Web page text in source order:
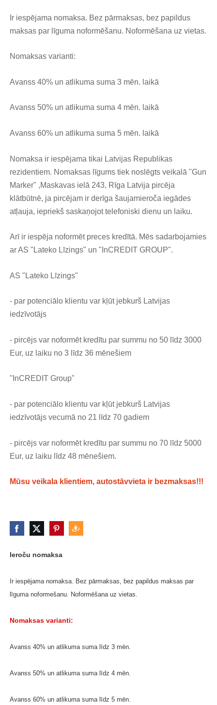
Ieroču nomaksa
Ir iespējama nomaksa. Bez pārmaksas, bez papildus maksas par
līguma noformešanu. Noformēšana uz vietas.
Nomaksas varianti:
Avanss 40% un atlikuma suma līdz 3 mēn.
Avanss 50% un atlikuma suma līdz 4 mēn.
Avanss 60% un atlikuma suma līdz 5 mēn.
Ir iespējama nomaksa. Bez pārmaksas, bez papildus
maksas par līguma noformēšanu. Noformēšana uz vietas.
Nomaksas varianti:
Avanss 40% un atlikuma suma 3 mēn. laikā
Avanss 50% un atlikuma suma 4 mēn. laikā
Avanss 60% un atlikuma suma 5 mēn. laikā
Nomaksa ir iespējama tikai Latvijas Republikas
rezidentiem. Nomaksas līgums tiek noslēgts veikalā "Gun
Marker" ,Maskavas ielā 243, Rīga Latvija pircēja
klātbūtnē, ja pircējam ir derīga šaujamieroča iegādes
atļauja, iepriekš saskaņojot telefoniski dienu un laiku.
Arī ir iespēja noformēt preces kredītā. Mēs sadarbojamies
ar AS "Lateko Līzings" un "InCREDIT GROUP".
AS "Lateko Līzings"
- par potenciālo klientu var kļūt jebkurš Latvijas
iedzīvotājs
- pircējs var noformēt kredītu par summu no 50 līdz 3000
Eur, uz laiku no 3 līdz 36 mēnešiem
"InCREDIT Group"
- par potenciālo klientu var kļūt jebkurš Latvijas
iedzīvotājs vecumā no 21 līdz 70 gadiem
- pircējs var noformēt kredītu par summu no 70 līdz 5000
Eur, uz laiku līdz 48 mēnešiem.
Mūsu veikala klientiem, autostāvvieta ir bezmaksas!!!